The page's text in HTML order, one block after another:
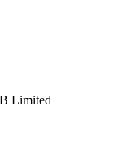
Limited